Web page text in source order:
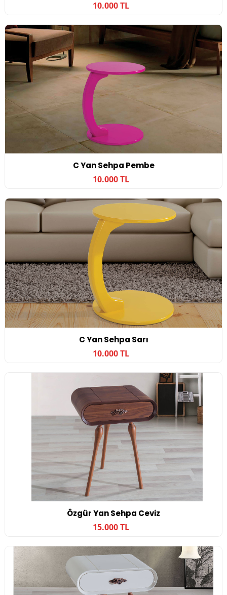
10.000 TL
C Yan Sehpa Pembe
10.000 TL
C Yan Sehpa Sarı
10.000 TL
Özgür Yan Sehpa Ceviz
15.000 TL